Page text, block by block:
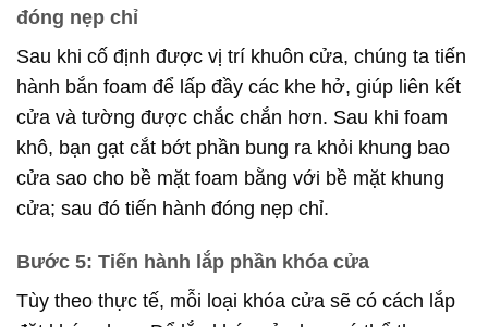
đóng nẹp chỉ
Sau khi cố định được vị trí khuôn cửa, chúng ta tiến
hành bắn foam để lấp đầy các khe hở, giúp liên kết
cửa và tường được chắc chắn hơn. Sau khi foam
khô, bạn gạt cắt bớt phần bung ra khỏi khung bao
cửa sao cho bề mặt foam bằng với bề mặt khung
cửa; sau đó tiến hành đóng nẹp chỉ.
Bước 5: Tiến hành lắp phần khóa cửa
Tùy theo thực tế, mỗi loại khóa cửa sẽ có cách lắp